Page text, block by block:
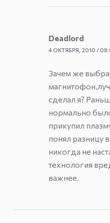
Deadlord
4 ОКТЯБРЯ, 2010 /
Зачем же
сделал я?
нормально
прикупил
понял разницу
никогда не
технология
важнее.